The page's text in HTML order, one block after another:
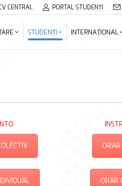
CENTRAL PORTAL STUDENȚI
STUDENȚI INTERNAȚIONAL
ORAR
STUDENȚI INTERNAȚIONAL